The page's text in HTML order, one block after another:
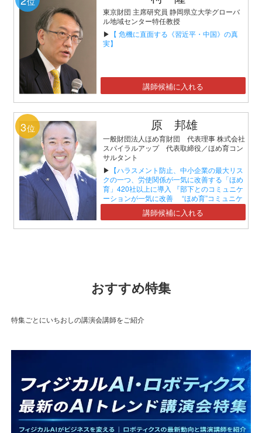
東京財団 主席研究員 静岡県立大学グローバ
ル地域センター特任教授
▶ 【 危機に直面する《習近平・中国》の真
実】
講師候補に入れる
3位 原 邦雄
一般財団法人ほめ育財団 代表理事 株式会社
スパイラルアップ 代表取締役／ほめ育コン
サルタント
▶ 【ハラスメント防止、中小企業の最大リス
クの一つ、労使関係が一気に改善する「ほめ
育」420社以上に導入 『部下とのコミュニケ
ーションが一気に改善 “ほめ育”コミュニケ
ーションセミナー』】講師候補に入れる
おすすめ特集
特集ごとにいちおしの講演会講師をご紹介